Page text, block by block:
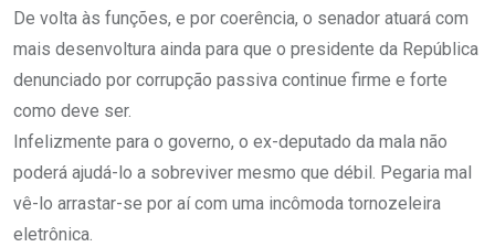
De volta às funções, e por coerência, o senador atuará com
mais desenvoltura ainda para que o presidente da República
denunciado por corrupção passiva continue firme e forte
como deve ser.
Infelizmente para o governo, o ex-deputado da mala não
poderá ajudá-lo a sobreviver mesmo que débil. Pegaria mal
vê-lo arrastar-se por aí com uma incômoda tornozeleira
eletrônica.